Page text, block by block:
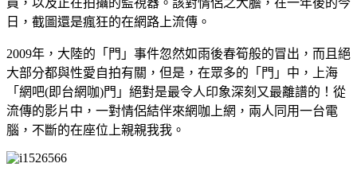
日，截圖還是瘋狂的在網路上流傳。
2009年，大陸的「門」事件忽然如雨後春筍般的冒出，而且絕
大部分都與性愛自拍有關，但是，在眾多的「門」中，上海
「網吧(即台網咖)門」絕對是最令人印象深刻又最離譜的！從
流傳的影片中，一對情侶結伴來網咖上網，兩人同用一台電
腦，不斷的在座位上親親我我。